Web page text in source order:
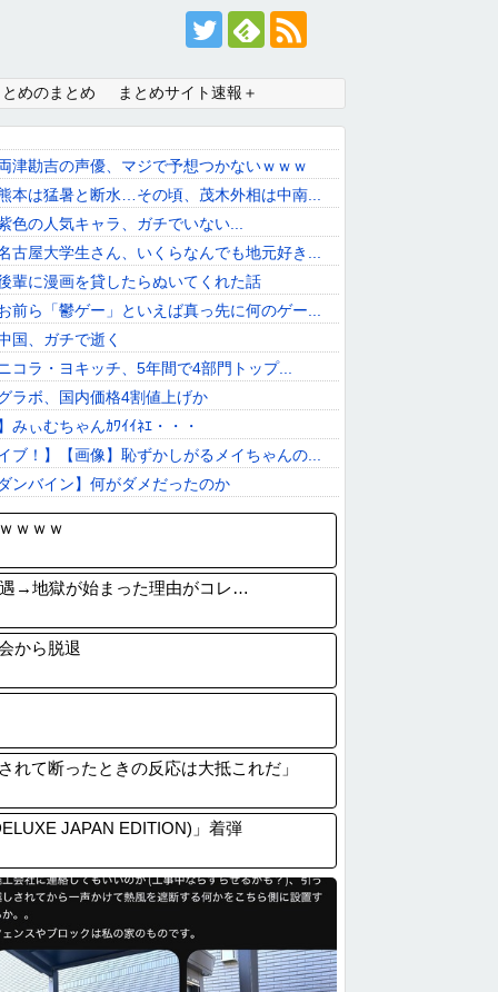
めのまとめ まとめサイト速報＋
津勘吉の声優、マジで予想つかないｗｗｗ
本は猛暑と断水…その頃、茂木外相は中南...
色の人気キャラ、ガチでいない...
古屋大学生さん、いくらなんでも地元好き...
輩に漫画を貸したらぬいてくれた話
前ら「鬱ゲー」といえば真っ先に何のゲー...
国、ガチで逝く
コラ・ヨキッチ、5年間で4部門トップ...
ラボ、国内価格4割値上げか
みぃむちゃんｶﾜｲｲﾈｴ・・・
ブ！】【画像】恥ずかしがるメイちゃんの...
ンバイン】何がダメだったのか
立中学校の闇、可視化されるwwwwww...
性の男の品評会が辛辣すぎるｗｗｗｗｗ
日本の円安ヤバくね？アジア経済に影響出...
ｗｗｗ
→地獄が始まった理由がコレ…
から脱退
て断ったときの反応は大抵これだ」
JAPAN EDITION)」着弾